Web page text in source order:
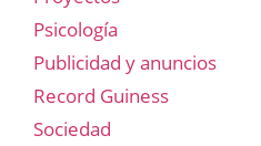
Psicología
Publicidad y anuncios
Record Guiness
Sociedad